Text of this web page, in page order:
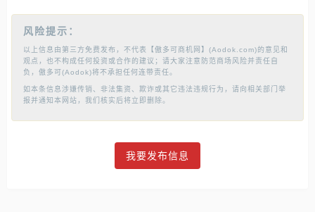
风险提示：
以上信息由第三方免费发布，不代表【傲多可商机网】(Aodok.com)的意见和
观点，也不构成任何投资或合作的建议；请大家注意防范商场风险并责任自
负，傲多可(Aodok)将不承担任何连带责任。
如本条信息涉嫌传销、非法集资、欺诈或其它违法违规行为，请向相关部门举
报并通知本网站，我们核实后将立即删除。
我要发布信息